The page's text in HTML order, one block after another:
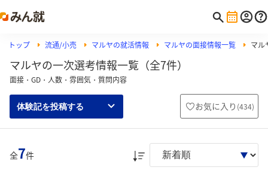
トップ 流通/小売 マルヤの就活情報 マルヤの面接情報一覧 マル
マルヤの一次選考情報一覧（全7件）
面接・GD・人数・雰囲気・質問内容
体験記を投稿する お気に入り (434)
全7件